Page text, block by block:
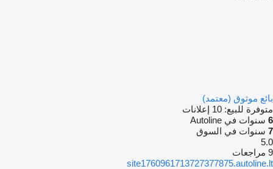
بائع موثوق (معتمد)
متوفرة للبيع: 10 إعلانات
6 سنوات في Autoline
7 سنوات في السوق
5.0
9 مراجعات
site1760961713727377875.autoline.lt